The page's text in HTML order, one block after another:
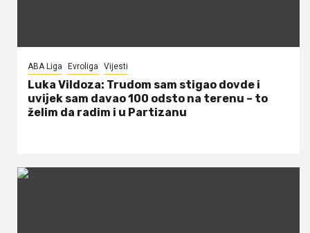
ABA Liga Evroliga Vijesti
Luka Vildoza: Trudom sam stigao dovde i
uvijek sam davao 100 odsto na terenu – to
želim da radim i u Partizanu